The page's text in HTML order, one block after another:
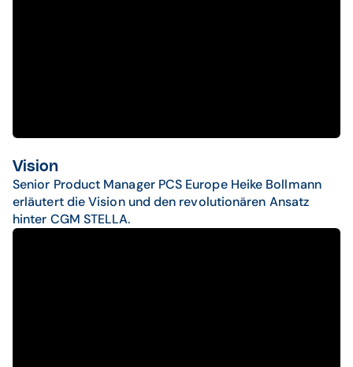
Vision
Senior Product Manager PCS Europe Heike Bollmann
erläutert die Vision und den revolutionären Ansatz
hinter CGM STELLA.